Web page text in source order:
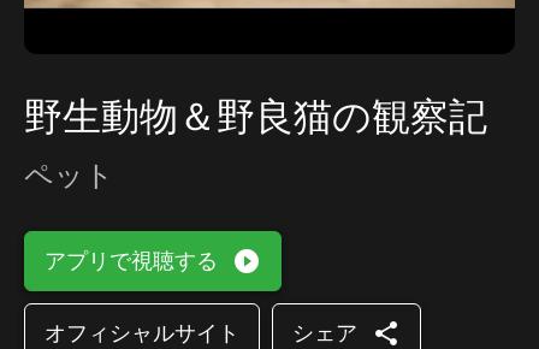
野生動物＆野良猫の観察記
ペット
アプリで視聴する play_circle_filled
オフィシャルサイト シェア share